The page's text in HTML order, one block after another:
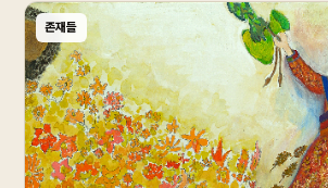
존재들